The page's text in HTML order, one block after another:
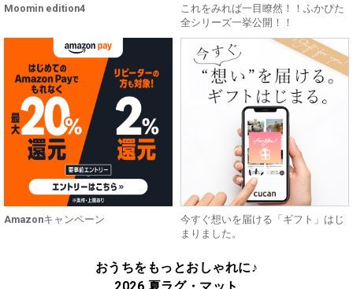
Moomin edition4
これをみれば一目瞭然！！ふかぴた
全シリーズ一挙公開！！
Amazonキャンペーン
今すぐ想いを届ける「ギフト」はじ
まりました。
おうちをもっとおしゃれに♪